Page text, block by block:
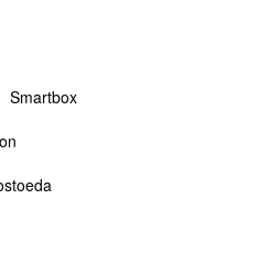
Smartbox